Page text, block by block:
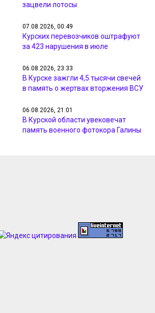
зацвели лотосы
07.08.2026, 00:49
Курских перевозчиков оштрафуют
за 423 нарушения в июле
06.08.2026, 23:33
В Курске зажгли 4,5 тысячи свечей
в память о жертвах вторжения ВСУ
06.08.2026, 21:01
В Курской области увековечат
память военного фотокора Галины
В Курске вводили план «Перехват»
из-за видео с похищением